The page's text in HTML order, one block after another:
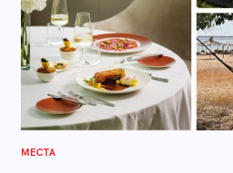
МЕСТА